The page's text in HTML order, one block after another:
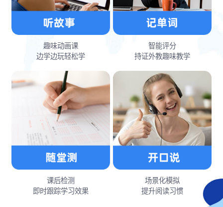
趣味动画课
边学边玩轻松学
智能评分
持证外教趣味教学
课后检测
即时跟踪学习效果
场景化模拟
提升阅读习惯